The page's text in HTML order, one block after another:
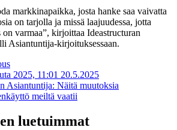
markkinapaikka, josta hanke saa vaivatta
on tarjolla ja missä laajuudessa, jotta
varmaa”, kirjoittaa Ideastructuran
Asiantuntija-kirjoituksessaan.
2025, 11:01 20.5.2025
Asiantuntija: Näitä muutoksia
meiltä vaatii
luetuimmat